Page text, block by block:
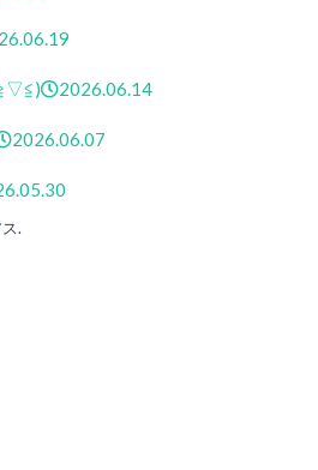
2026.06.14
2026.06.07
.